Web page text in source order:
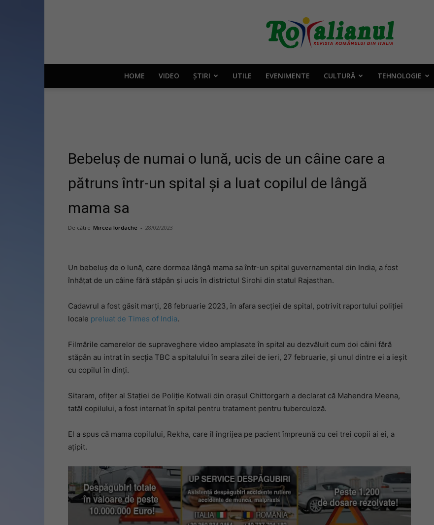
Rotalianul
românului
din
HOME VIDEO ȘTIRI UTILE EVENIMENTE CULTURĂ TEHNOLOGIE
Bebeluș de numai o lună, ucis de un câine care a
pătruns într-un spital și a luat copilul de lângă
mama sa
De către Mircea Iordache - 28/02/2023
Un bebeluș de o lună, care dormea ​​lângă mama sa într-un spital guvernamental din India, a fost
înhățat de un câine fără stăpân și ucis în districtul Sirohi din statul Rajasthan.
Cadavrul a fost găsit marți, 28 februarie 2023, în afara secției de spital, potrivit raportului poliției
locale preluat de Times of India.
Filmările camerelor de supraveghere video amplasate în spital au dezvăluit cum doi câini fără
stăpân au intrat în secția TBC a spitalului în seara zilei de ieri, 27 februarie, și unul dintre ei a ieșit
cu copilul în dinți.
Sitaram, ofițer al Stației de Poliție Kotwali din orașul Chittorgarh a declarat că Mahendra Meena,
tatăl copilului, a fost internat în spital pentru tratament pentru tuberculoză.
El a spus că mama copilului, Rekha, care îl îngrijea pe pacient împreună cu cei trei copii ai ei, a
ațipit.